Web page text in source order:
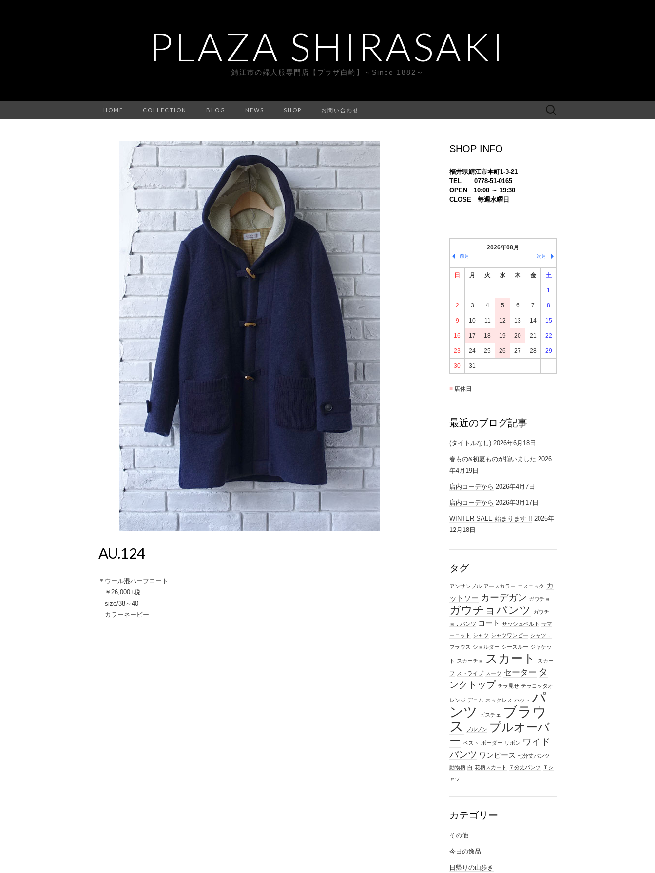
PLAZA SHIRASAKI
鯖江市の婦人服専門店【プラザ白崎】～Since 1882～
HOME COLLECTION BLOG NEWS SHOP お問い合わせ
検
索:
AU.124
＊ウール混ハーフコート
￥26,000+税
size/38～40
カラーネービー
SHOP INFO
福井県鯖江市本町1-3-21
TEL 0778-51-0165
OPEN 10:00 ～ 19:30
CLOSE 毎週水曜日
2026年08月
前月 次月
日 月 火 水 木 金 土
1
2 3 4 5 6 7 8
9 10 11 12 13 14 15
16 17 18 19 20 21 22
23 24 25 26 27 28 29
30 31
店休日
最近のブログ記事
(タイトルなし) 2026年6月18日
春もの&初夏ものが揃いました 2026
年4月19日
店内コーデから 2026年4月7日
店内コーデから 2026年3月17日
WINTER SALE 始まります !! 2025年
12月18日
タグ
アンサンブル アースカラー エスニック
カ
ットソー カーデガン ガウチョ
ガウチョパンツ
ガウチ
ョ，パンツ コート サッシュベルト サマ
ーニット シャツ シャツワンピー シャツ，
ブラウス ショルダー シースルー ジャケッ
ト スカーチョ スカート スカー
フ ストライプ スーツ セーター タ
ンクトップ チラ見せ テラコッタオ
レンジ デニム ネックレス ハット パ
ンツ
ビスチェ
ブラウ
ス
ブルゾン プルオーバ
ー ベスト ボーダー リボン ワイド
パンツ ワンピース 七分丈パンツ
動物柄 白 花柄スカート ７分丈パンツ
Ｔシ
ャツ
カテゴリー
その他
今日の逸品
日帰りの山歩き